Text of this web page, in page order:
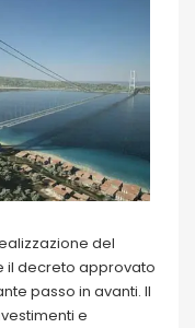
del
il decreto approvato
passo in avanti. Il
e